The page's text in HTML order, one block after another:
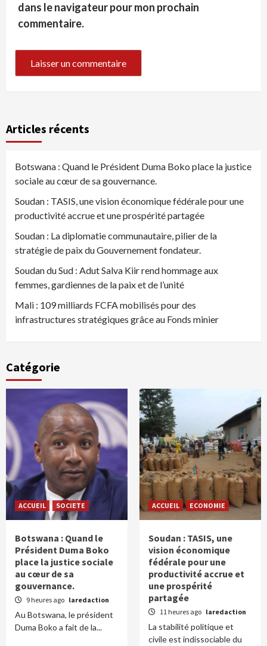
dans le navigateur pour mon prochain
commentaire.
Articles récents
Botswana : Quand le Président Duma Boko place la justice
sociale au cœur de sa gouvernance.
Soudan : TASIS, une vision économique fédérale pour une
productivité accrue et une prospérité partagée
Soudan : La diplomatie communautaire, pilier de la
stratégie de paix du Gouvernement fondateur.
Soudan du Sud : Adut Salva Kiir rend hommage aux
femmes, gardiennes de la paix et de l’unité
Mali : 109 milliards FCFA mobilisés pour des
infrastructures stratégiques grâce au Fonds minier
Catégorie
ACCUEIL SOCIETE
Botswana : Quand le
Président Duma Boko
place la justice sociale
au cœur de sa
gouvernance.
9 heures ago laredaction
Au Botswana, le président
Duma Boko a fait de la...
ACCUEIL ECONOMIE
Soudan : TASIS, une
vision économique
fédérale pour une
productivité accrue et
une prospérité
partagée
11 heures ago laredaction
La stabilité politique et
civile est indissociable du